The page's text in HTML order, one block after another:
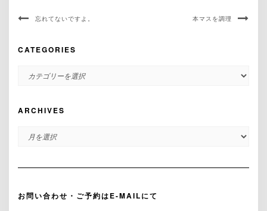
忘れてないですよ。 本マスを調理
CATEGORIES
CATEGORIES
ARCHIVES
ARCHIVES
お問い合わせ・ご予約はE-MAILにて